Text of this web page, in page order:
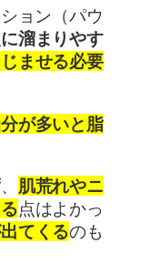
ョン（パウ
溜まりやす
ませる必要
が多いと脂
、
肌荒れやニ
点はよかっ
てくるのも